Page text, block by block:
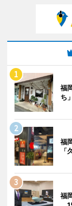
福
ち
福
福